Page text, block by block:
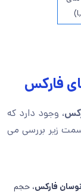
فارکس
، وجود دارد که
زیر بررسی می
فارکس، حجم